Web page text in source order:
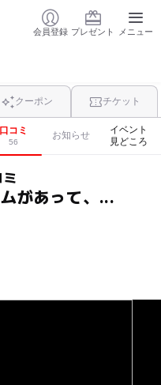
会員登録 プレゼント メニュー
クーポン チケット
口コミ
56
お知らせ
イベント
見どころ
があって、...